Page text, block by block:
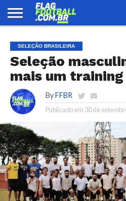
FOOTBALL
ENCONTRE
UMA
EQUIPE
SELEÇÃO
BRASILEIRA
LOJA
SELEÇÃO BRASILEIRA
Seleção
mais um training
By FFBR
Publicado em 30 de